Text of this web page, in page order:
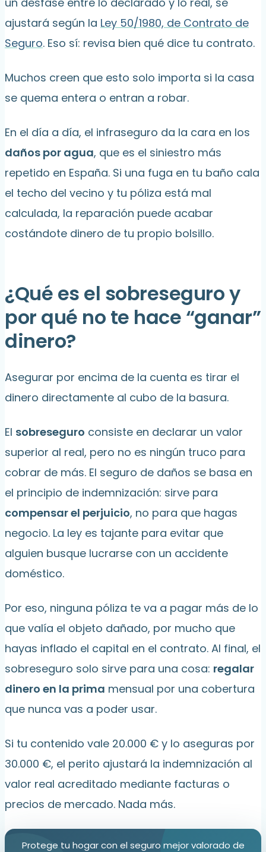
ajustará según la Ley 50/1980, de Contrato de
Seguro. Eso sí: revisa bien qué dice tu contrato.
Muchos creen que esto solo importa si la casa
se quema entera o entran a robar.
En el día a día, el infraseguro da la cara en los
daños por agua, que es el siniestro más
repetido en España. Si una fuga en tu baño cala
el techo del vecino y tu póliza está mal
calculada, la reparación puede acabar
costándote dinero de tu propio bolsillo.
¿Qué es el sobreseguro y
por qué no te hace “ganar”
dinero?
Asegurar por encima de la cuenta es tirar el
dinero directamente al cubo de la basura.
El sobreseguro consiste en declarar un valor
superior al real, pero no es ningún truco para
cobrar de más. El seguro de daños se basa en
el principio de indemnización: sirve para
compensar el perjuicio, no para que hagas
negocio. La ley es tajante para evitar que
alguien busque lucrarse con un accidente
doméstico.
Por eso, ninguna póliza te va a pagar más de lo
que valía el objeto dañado, por mucho que
hayas inflado el capital en el contrato. Al final, el
sobreseguro solo sirve para una cosa: regalar
dinero en la prima mensual por una cobertura
que nunca vas a poder usar.
Si tu contenido vale 20.000 € y lo aseguras por
30.000 €, el perito ajustará la indemnización al
valor real acreditado mediante facturas o
precios de mercado. Nada más.
Protege tu hogar con el seguro mejor valorado de